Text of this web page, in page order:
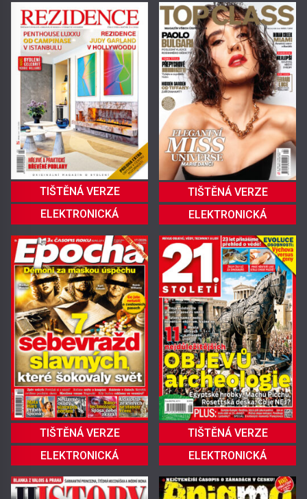
TIŠTĚNÁ VERZE
ELEKTRONICKÁ
TIŠTĚNÁ VERZE
ELEKTRONICKÁ
TIŠTĚNÁ VERZE
ELEKTRONICKÁ
TIŠTĚNÁ VERZE
ELEKTRONICKÁ